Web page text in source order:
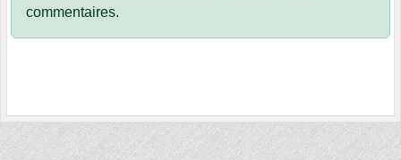
commentaires.